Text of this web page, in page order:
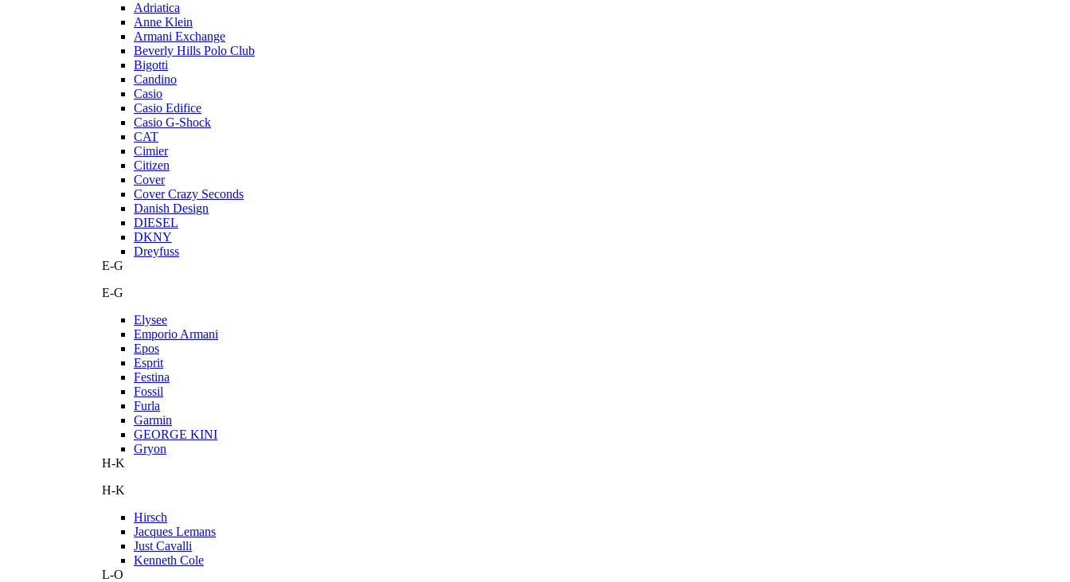
Adriatica
Anne Klein
Armani Exchange
Beverly Hills Polo Club
Bigotti
Candino
Casio
Casio Edifice
Casio G-Shock
CAT
Cimier
Citizen
Cover
Cover Crazy Seconds
Danish Design
DIESEL
DKNY
Dreyfuss
E-G
E-G
Elysee
Emporio Armani
Epos
Esprit
Festina
Fossil
Furla
Garmin
GEORGE KINI
Gryon
H-K
H-K
Hirsch
Jacques Lemans
Just Cavalli
Kenneth Cole
L-O